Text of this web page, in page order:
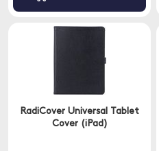
RadiCover Universal Tablet
Cover (iPad)